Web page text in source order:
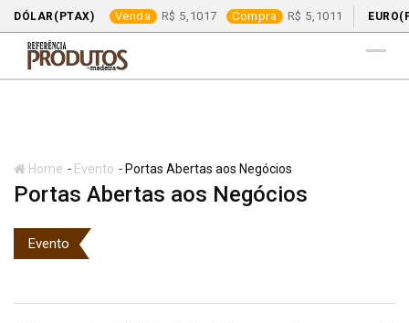
DÓLAR(PTAX) Venda 5,1017 Compra 5,1011
Home - Evento - Portas Abertas aos Negócios
Portas Abertas aos Negócios
Evento